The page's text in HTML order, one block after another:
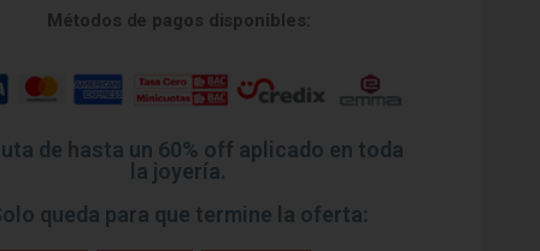
Métodos de pagos disponibles:
de hasta un 60% off aplicado en toda
la joyería.
queda para que termine la oferta: